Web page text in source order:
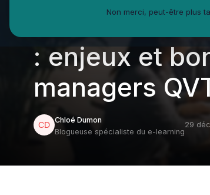
d’absence
: enjeux et
managers
Chloé Dumon
Blogueuse spécialiste du e-learning
29
Non merci, peut-être plus